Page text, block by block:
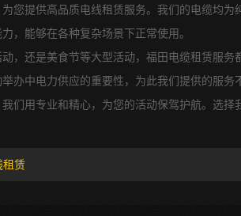
您提供高品质电线租赁服务。我们的电缆均
，能够在各种复杂场景下正常使用。
，还是美食节等大型活动，福田电缆租赁服
办中电力供应的重要性，为此我们提供的服
们用专业和精心，为您的活动保驾护航。选择
租赁